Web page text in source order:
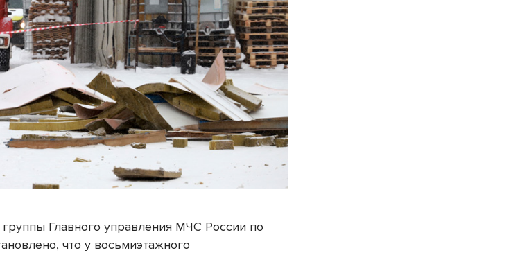
Главного управления МЧС России по
что у восьмиэтажного